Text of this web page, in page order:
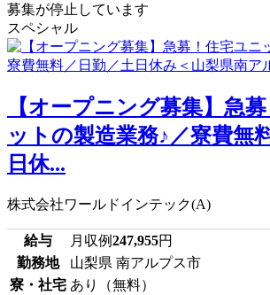
募集が停止しています
スペシャル
【オープニング募集】急
ットの製造業務♪／寮費無
日休...
株式会社ワールドインテック(A)
給与 月収例247,955円
勤務地
山梨県 南アルプス市
寮・社宅 あり（無料）